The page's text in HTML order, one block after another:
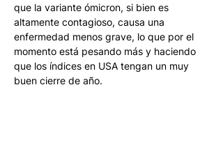
que la variante ómicron, si bien es
altamente contagioso, causa una
enfermedad menos grave, lo que por el
momento está pesando más y haciendo
que los índices en USA tengan un muy
buen cierre de año.